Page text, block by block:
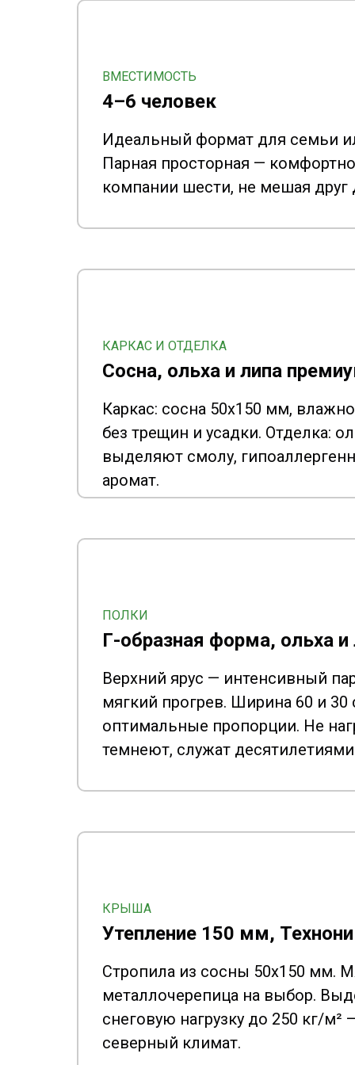
Идеальный формат для семьи
Парная просторная —
компании шести, не мешая друг
4–6 человек
ВМЕСТИМОСТЬ
Каркас: сосна 50x150 мм,
без трещин и усадки. Отделка:
выделяют смолу,
аромат.
Сосна, ольха и липа
КАРКАС И ОТДЕЛКА
Верхний ярус — интенсивный
мягкий прогрев. Ширина 60 и
оптимальные пропорции. Не
темнеют, служат
Г-образная форма, ольха и
ПОЛКИ
Стропила из сосны 50x150 мм.
металлочерепица на выбор.
снеговую нагрузку до 250 кг/м²
северный климат.
Утепление 150 мм,
КРЫША